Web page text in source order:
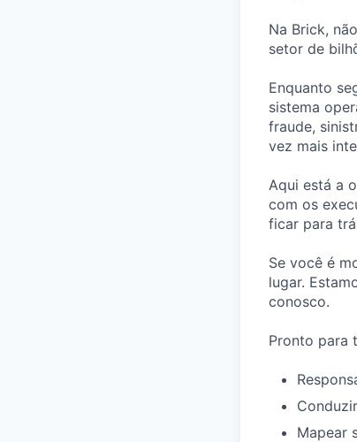
Na Brick,
setor de
Enquanto
sistema
fraude,
vez mais
Aqui está a
com os
ficar para
Se você é
lugar.
conosco.
Pronto para
Mapear